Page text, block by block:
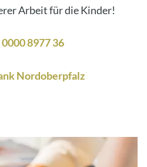
Arbeit für die Kinder!
8977 36
Nordoberpfalz